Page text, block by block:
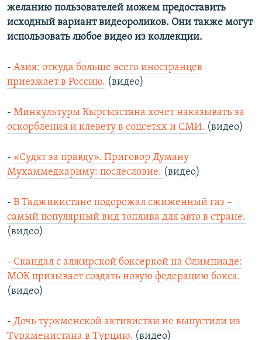
желанию пользователей можем предоставить
исходный вариант видеороликов. Они также могут
использовать любое видео из коллекции.
- Азия: откуда больше всего иностранцев
приезжает в Россию. (видео)
- Минкультуры Кыргызстана хочет наказывать за
оскорбления и клевету в соцсетях и СМИ. (видео)
- «Судят за правду». Приговор Думану
Мухаммедкариму: послесловие. (видео)
- В Таджикистане подорожал сжиженный газ –
самый популярный вид топлива для авто в стране.
(видео)
- Скандал с алжирской боксеркой на Олимпиаде:
МОК призывает создать новую федерацию бокса.
(видео)
- Дочь туркменской активистки не выпустили из
Туркменистана в Турцию. (видео)